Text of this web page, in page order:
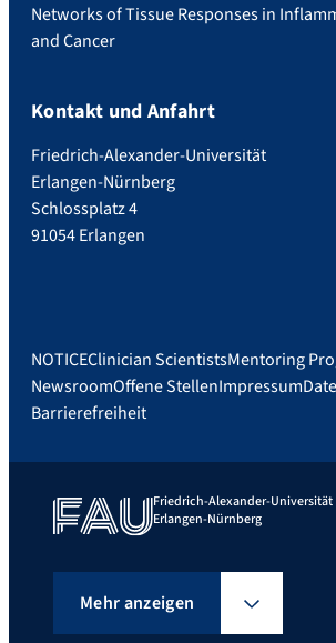
Networks of Tissue Responses in
and Cancer
Kontakt und Anfahrt
Friedrich-Alexander-Universität
Erlangen-Nürnberg
Schlossplatz 4
91054 Erlangen
NOTICEClinician ScientistsMentoring
NewsroomOffene StellenImpressum
Barrierefreiheit
Friedrich-Alexander-Universität
Erlangen-Nürnberg
Mehr anzeigen